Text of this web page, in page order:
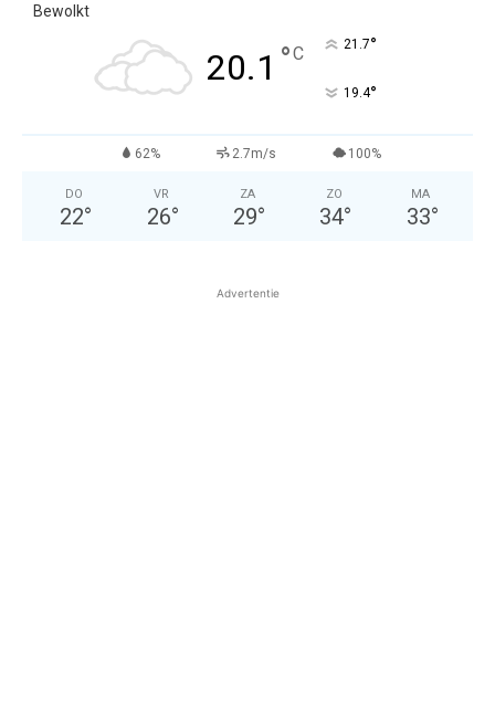
Bewolkt
20.1 °C 21.7°
19.4°
62% 2.7m/s 100%
DO
22°
VR
26°
ZA
29°
ZO
34°
MA
33°
Advertentie